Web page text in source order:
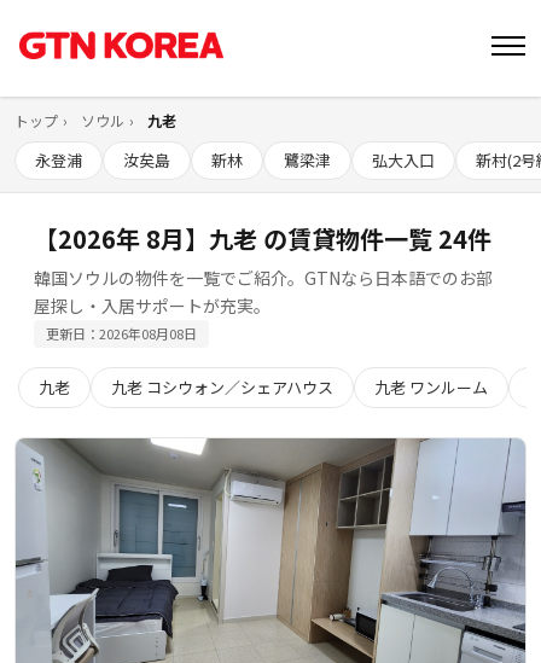
トップ ソウル 九老
永登浦 汝矣島 新林 鷺梁津 弘大入口 新村(2号
【2026年 8月】九老 の賃貸物件一覧 24件
韓国ソウルの物件を一覧でご紹介。GTNなら日本語でのお部
屋探し・入居サポートが充実。
更新日：2026年08月08日
九老 九老 コシウォン／シェアハウス 九老 ワンルーム